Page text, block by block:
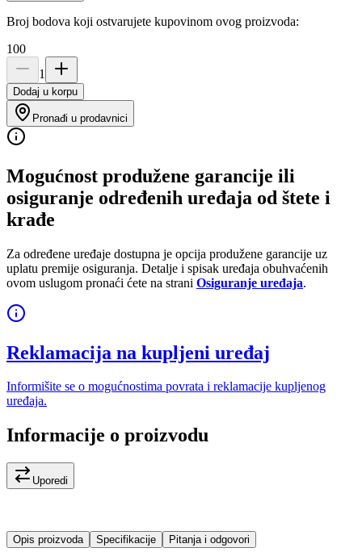
Broj bodova koji ostvarujete kupovinom ovog proizvoda:
100
1
Dodaj u korpu
Pronađi u prodavnici
Mogućnost produžene garancije ili
osiguranje određenih uređaja od štete i
krađe
Za određene uređaje dostupna je opcija produžene garancije uz
uplatu premije osiguranja. Detalje i spisak uređaja obuhvaćenih
ovom uslugom pronaći ćete na strani Osiguranje uređaja.
Reklamacija na kupljeni uređaj
Informišite se o mogućnostima povrata i reklamacije kupljenog
uređaja.
Informacije o proizvodu
Uporedi
Opis proizvoda Specifikacije Pitanja i odgovori